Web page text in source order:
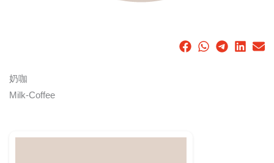
奶咖
Milk-Coffee